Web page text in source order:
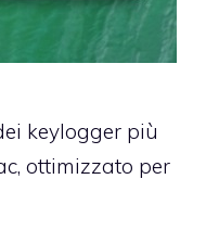
keylogger più
ottimizzato per